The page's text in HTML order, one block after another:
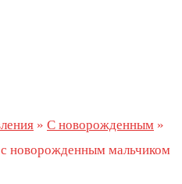
» С новорожденным »
новорожденным мальчиком